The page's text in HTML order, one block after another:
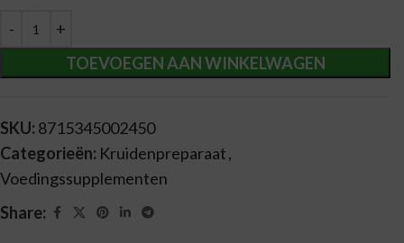
TOEVOEGEN AAN WINKELWAGEN
Alternative:
SKU: 8715345002450
Categorieën: Kruidenpreparaat,
Voedingssupplementen
Share: